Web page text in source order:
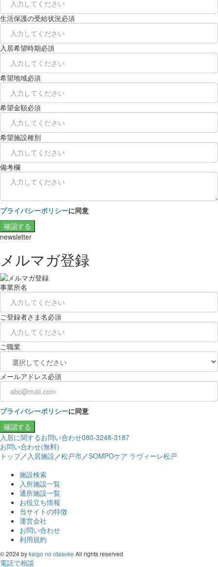
生活保護の受給状況必須
入居希望時期必須
希望地域必須
希望金額必須
希望施設種別
備考欄
プライバシーポリシーに同意
確認する
newsletter
メルマガ登録
事業所名
ご登録者さま名必須
ご職業
メールアドレス必須
プライバシーポリシーに同意
確認する
入居に関するお問い合わせ080-3248-3187
お問い合わせ(無料)
トップ／ 入居施設 ／松戸市／SOMPOケア ラヴィーレ松戸
施設検索
入所施設一覧
通所施設一覧
お役立ち情報
当サイトの特徴
運営会社
お問い合わせ
利用規約
© 2024 bykaigo no otasuke All rights reserved
電話で相談